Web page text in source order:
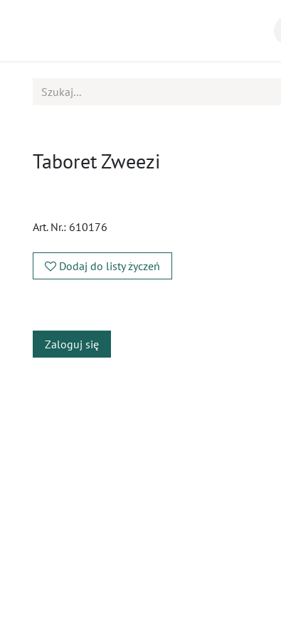
Taboret Zweezi
Art. Nr.: 610176
Dodaj do listy życzeń
Zaloguj się